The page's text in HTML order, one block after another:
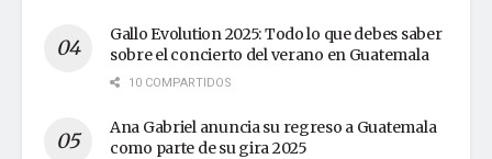
Gallo Evolution 2025: Todo lo que debes saber
sobre el concierto del verano en Guatemala
10 COMPARTIDOS
Ana Gabriel anuncia su regreso a Guatemala
como parte de su gira 2025